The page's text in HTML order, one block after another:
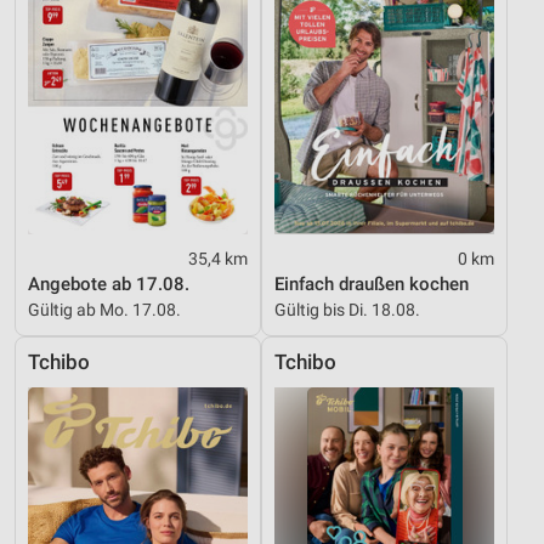
35,4 km
Angebote ab 17.08.
Gültig ab Mo. 17.08.
0 km
Einfach draußen kochen
Gültig bis Di. 18.08.
Tchibo Tchibo
Informationen identifizieren
Nicht-IAB-Verarbeitungszwecke:
Notwendig
Performance
Funktional